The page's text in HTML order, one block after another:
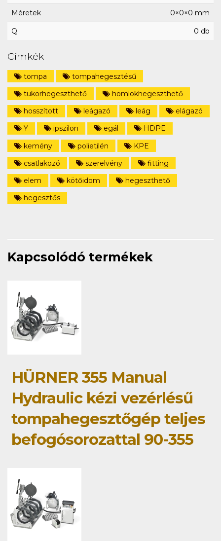
Méretek 0×0×0 mm
Q 0 db
Címkék
tompa
tompahegesztésű
tükörhegeszthető
homlokhegeszthető
hosszított
leágazó leág
elágazó
Y
ipszilon egál
HDPE
kemény
polietilén
KPE
csatlakozó
szerelvény
fitting
elem
kötőidom
hegeszthető
hegesztős
Kapcsolódó termékek
HÜRNER 355 Manual
Hydraulic kézi vezérlésű
tompahegesztőgép teljes
befogósorozattal 90-355